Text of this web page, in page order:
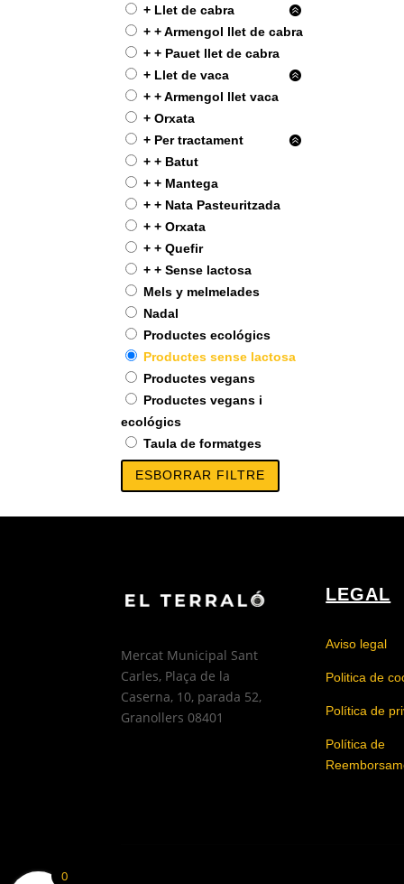
+ Llet de cabra
+ + Armengol llet de cabra
+ + Pauet llet de cabra
+ Llet de vaca
+ + Armengol llet vaca
+ Orxata
+ Per tractament
+ + Batut
+ + Mantega
+ + Nata Pasteuritzada
+ + Orxata
+ + Quefir
+ + Sense lactosa
Mels y melmelades
Nadal
Productes ecológics
Productes sense lactosa
Productes vegans
Productes vegans i
ecológics
Taula de formatges
ESBORRAR FILTRE
Mercat Municipal Sant
Carles, Plaça de la
Caserna, 10, parada 52,
Granollers 08401
LEGAL
Aviso legal
Politica de
Política de
Política de
0